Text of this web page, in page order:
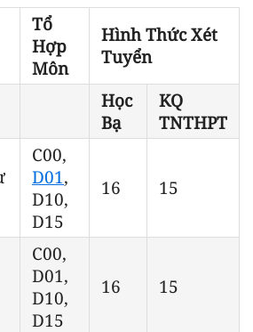
Tổ
Hợp
Môn
Hình Thức Xét
Tuyển
Học
Bạ
KQ
TNTHPT
C00,
D01 ,
D10,
D15
16 15
C00,
D01,
D10,
D15
16 15